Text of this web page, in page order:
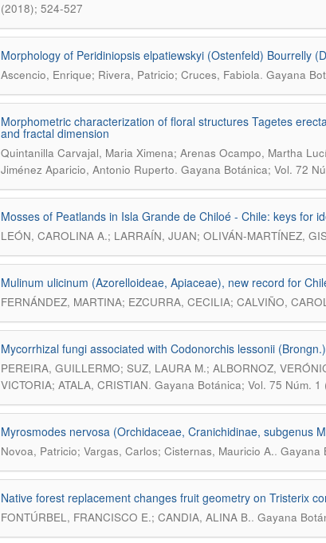
(2018); 524-527
Morphology of Peridiniopsis elpatiewskyi (Ostenfeld) Bourrelly
Ascencio, Enrique; Rivera, Patricio; Cruces, Fabiola. Gayana
Morphometric characterization of floral structures Tagetes
and fractal dimension
Quintanilla Carvajal, Maria Ximena; Arenas Ocampo, Martha
Jiménez Aparicio, Antonio Ruperto. Gayana Botánica; Vol. 72
Mosses of Peatlands in Isla Grande de Chiloé - Chile: keys for
LEÓN, CAROLINA A.; LARRAÍN, JUAN; OLIVÁN-MARTÍNEZ,
Mulinum ulicinum (Azorelloideae, Apiaceae), new record for
FERNÁNDEZ, MARTINA; EZCURRA, CECILIA; CALVIÑO,
Mycorrhizal fungi associated with Codonorchis lessonii
PEREIRA, GUILLERMO; SUZ, LAURA M.; ALBORNOZ,
VICTORIA; ATALA, CRISTIAN. Gayana Botánica; Vol. 75 Núm.
Myrosmodes nervosa (Orchidaceae, Cranichidinae, subgenus
Novoa, Patricio; Vargas, Carlos; Cisternas, Mauricio A.. Gayana
Native forest replacement changes fruit geometry on Tristerix
FONTÚRBEL, FRANCISCO E.; CANDIA, ALINA B.. Gayana